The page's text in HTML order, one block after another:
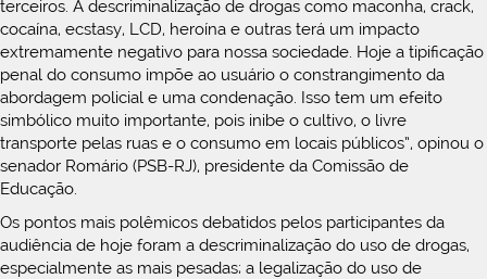
terceiros. A descriminalização de drogas como maconha, crack,
cocaína, ecstasy, LCD, heroína e outras terá um impacto
extremamente negativo para nossa sociedade. Hoje a tipificação
penal do consumo impõe ao usuário o constrangimento da
abordagem policial e uma condenação. Isso tem um efeito
simbólico muito importante, pois inibe o cultivo, o livre
transporte pelas ruas e o consumo em locais públicos”, opinou o
senador Romário (PSB-RJ), presidente da Comissão de
Educação.
Os pontos mais polêmicos debatidos pelos participantes da
audiência de hoje foram a descriminalização do uso de drogas,
especialmente as mais pesadas; a legalização do uso de